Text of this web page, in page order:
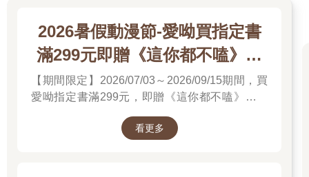
所有的地區和文化，都有各自獨特的哲學思考形式，也會產生相
應的表達和創作。台灣有台灣特殊的社會問題，也會有把那些問
許，作為共享社會問題的媒介，並沒有非得選擇漫畫的必要，而
且也不必然非得是日式的漫畫。但是，如果台灣人想要培養比現
在更豐富的、台灣獨特的漫畫文化，那麼就得有更多藝術家吸收
多元的表現形式，處理能風靡一般大眾的台灣獨特的社會普遍主
2026暑假動漫節-愛呦買指定書
滿299元即贈《這你都不嗑》文
件夾
【期間限定】2026/07/03～2026/09/15期間，買
愛呦指定書滿299元，即贈《這你都不嗑》文件
看更多